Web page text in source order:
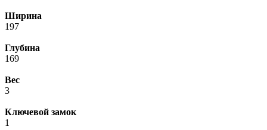
Ширина
197
Глубина
169
Вес
3
Ключевой замок
1